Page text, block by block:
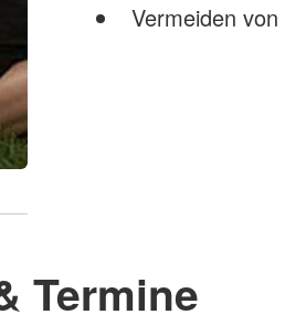
Vermeiden
Termine